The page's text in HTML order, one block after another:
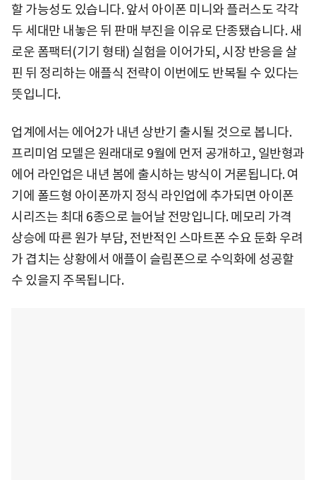
할 가능성도 있습니다. 앞서 아이폰 미니와 플러스도 각각
두 세대만 내놓은 뒤 판매 부진을 이유로 단종됐습니다. 새
로운 폼팩터(기기 형태) 실험을 이어가되, 시장 반응을 살
핀 뒤 정리하는 애플식 전략이 이번에도 반복될 수 있다는
뜻입니다.
업계에서는 에어2가 내년 상반기 출시될 것으로 봅니다.
프리미엄 모델은 원래대로 9월에 먼저 공개하고, 일반형과
에어 라인업은 내년 봄에 출시하는 방식이 거론됩니다. 여
기에 폴드형 아이폰까지 정식 라인업에 추가되면 아이폰
시리즈는 최대 6종으로 늘어날 전망입니다. 메모리 가격
상승에 따른 원가 부담, 전반적인 스마트폰 수요 둔화 우려
가 겹치는 상황에서 애플이 슬림폰으로 수익화에 성공할
수 있을지 주목됩니다.